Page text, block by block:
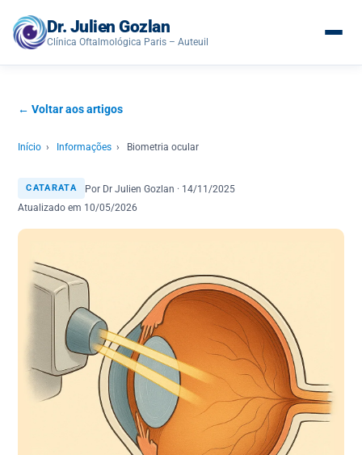
Dr. Julien Gozlan
Clínica Oftalmológica Paris – Auteuil
← Voltar aos artigos
Início › Informações › Biometria ocular
CATARATA
Por Dr Julien Gozlan · 14/11/2025
Atualizado em 10/05/2026